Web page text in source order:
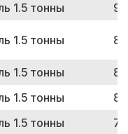
1.5 тонны
1.5 тонны
1.5 тонны
1.5 тонны
1.5 тонны